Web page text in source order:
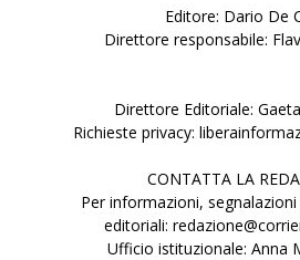
Editore: Dario De
Direttore responsabile:
Direttore Editoriale:
Richieste privacy:
CONTATTA LA
Per informazioni,
editoriali:
Ufficio istituzionale: Anna